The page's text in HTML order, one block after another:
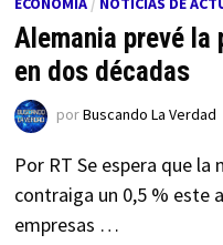
Alemania prevé la
en dos décadas
porBuscando La Verdad
Por RT Se espera que
contraiga un 0,5 % este
empresas …